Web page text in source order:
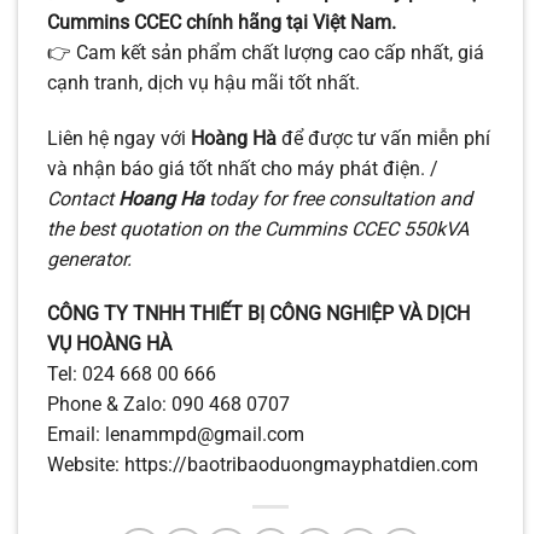
Cummins CCEC chính hãng tại Việt Nam.
👉 Cam kết sản phẩm chất lượng cao cấp nhất, giá
cạnh tranh, dịch vụ hậu mãi tốt nhất.
Liên hệ ngay với Hoàng Hà để được tư vấn miễn phí
và nhận báo giá tốt nhất cho máy phát điện. /
ContactHoang Hatoday for free consultation and
the best quotation on the Cummins CCEC 550kVA
generator.
CÔNG TY TNHH THIẾT BỊ CÔNG NGHIỆP VÀ DỊCH
VỤ HOÀNG HÀ
Tel: 024 668 00 666
Phone & Zalo: 090 468 0707
Email: lenammpd@gmail.com
Website: https://baotribaoduongmayphatdien.com